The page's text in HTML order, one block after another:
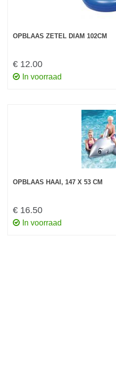
OPBLAAS ZETEL DIAM 102CM
€ 12.00
In voorraad
OPBLAAS HAAI, 147 X 53 CM
€ 16.50
In voorraad